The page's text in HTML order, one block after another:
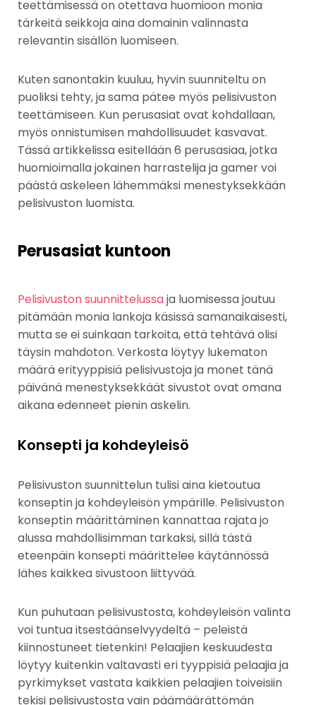
teettämisessä on otettava huomioon monia
tärkeitä seikkoja aina domainin valinnasta
relevantin sisällön luomiseen.
Kuten sanontakin kuuluu, hyvin suunniteltu on
puoliksi tehty, ja sama pätee myös pelisivuston
teettämiseen. Kun perusasiat ovat kohdallaan,
myös onnistumisen mahdollisuudet kasvavat.
Tässä artikkelissa esitellään 6 perusasiaa, jotka
huomioimalla jokainen harrastelija ja gamer voi
päästä askeleen lähemmäksi menestyksekkään
pelisivuston luomista.
Perusasiat kuntoon
Pelisivuston suunnittelussaja luomisessa joutuu
pitämään monia lankoja käsissä samanaikaisesti,
mutta se ei suinkaan tarkoita, että tehtävä olisi
täysin mahdoton. Verkosta löytyy lukematon
määrä erityyppisiä pelisivustoja ja monet tänä
päivänä menestyksekkäät sivustot ovat omana
aikana edenneet pienin askelin.
Konsepti ja kohdeyleisö
Pelisivuston suunnittelun tulisi aina kietoutua
konseptin ja kohdeyleisön ympärille. Pelisivuston
konseptin määrittäminen kannattaa rajata jo
alussa mahdollisimman tarkaksi, sillä tästä
eteenpäin konsepti määrittelee käytännössä
lähes kaikkea sivustoon liittyvää.
Kun puhutaan pelisivustosta, kohdeyleisön valinta
voi tuntua itsestäänselvyydeltä – peleistä
kiinnostuneet tietenkin! Pelaajien keskuudesta
löytyy kuitenkin valtavasti eri tyyppisiä pelaajia ja
pyrkimykset vastata kaikkien pelaajien toiveisiin
tekisi pelisivustosta vain päämäärättömän